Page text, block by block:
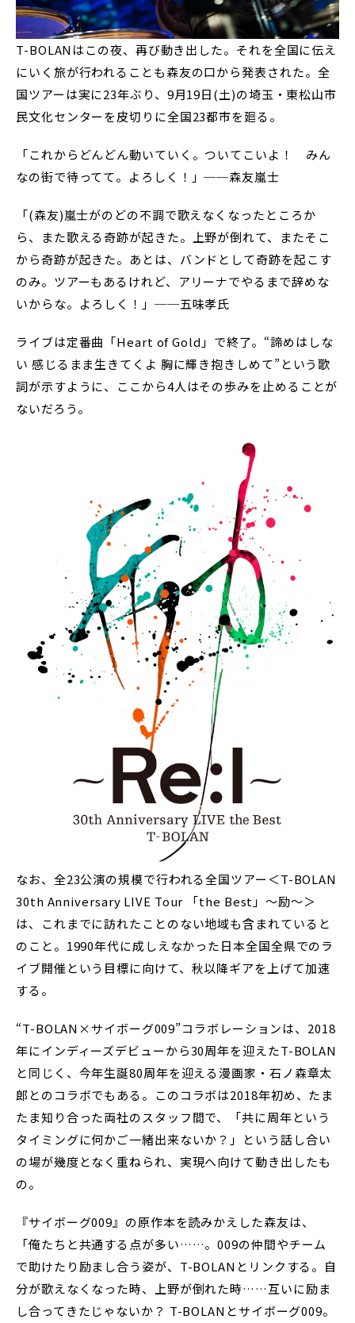
T-BOLANはこの夜、再び動き出した。それを全国に伝え
にいく旅が行われることも森友の口から発表された。全
国ツアーは実に23年ぶり、9月19日(土)の埼玉・東松山市
民文化センターを皮切りに全国23都市を廻る。
「これからどんどん動いていく。ついてこいよ！ みん
なの街で待ってて。よろしく！」──森友嵐士
「(森友)嵐士がのどの不調で歌えなくなったところか
ら、また歌える奇跡が起きた。上野が倒れて、またそこ
から奇跡が起きた。あとは、バンドとして奇跡を起こす
のみ。ツアーもあるけれど、アリーナでやるまで辞めな
いからな。よろしく！」──五味孝氏
ライブは定番曲「Heart of Gold」で終了。“諦めはしな
い 感じるまま生きてくよ 胸に輝き抱きしめて”という歌
詞が示すように、ここから4人はその歩みを止めることが
ないだろう。
なお、全23公演の規模で行われる全国ツアー＜T-BOLAN
30th Anniversary LIVE Tour 「the Best」～励～＞
は、これまでに訪れたことのない地域も含まれていると
のこと。1990年代に成しえなかった日本全国全県でのラ
イブ開催という目標に向けて、秋以降ギアを上げて加速
する。
“T-BOLAN×サイボーグ009”コラボレーションは、2018
年にインディーズデビューから30周年を迎えたT-BOLAN
と同じく、今年生誕80周年を迎える漫画家・石ノ森章太
郎とのコラボでもある。このコラボは2018年初め、たま
たま知り合った両社のスタッフ間で、「共に周年という
タイミングに何かご一緒出来ないか？」という話し合い
の場が幾度となく重ねられ、実現へ向けて動き出したも
の。
『サイボーグ009』の原作本を読みかえした森友は、
「俺たちと共通する点が多い……。009の仲間やチーム
で助けたり励まし合う姿が、T-BOLANとリンクする。自
分が歌えなくなった時、上野が倒れた時……互いに励ま
し合ってきたじゃないか？ T-BOLANとサイボーグ009。